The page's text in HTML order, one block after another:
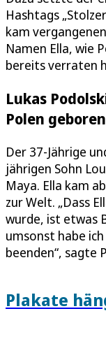
Hashtags
kam
Namen Ella, wie
bereits verraten
Lukas
Polen geboren
Der 37-Jährige
jährigen Sohn
Maya. Ella kam
zur Welt. „Dass
wurde, ist etwas
umsonst habe
beenden“, sagte
Plakate